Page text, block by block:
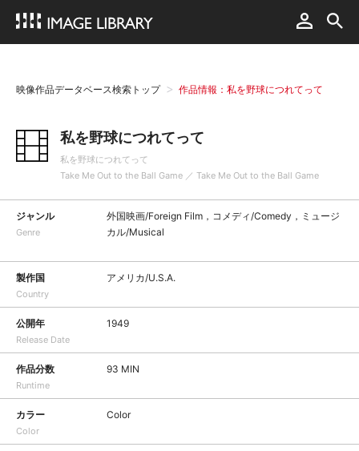
映像作品データベース検索トップ 作品情報：私を野球につれてって
私を野球につれてって
私を野球につれてって
Take Me Out to the Ball Game ／ Take Me Out to the Ball Game
ジャンル
Genre
外国映画/Foreign Film，コメディ/Comedy，ミュージ
カル/Musical
製作国
Country
アメリカ/U.S.A.
公開年
Release Date
1949
作品分数
Runtime
93 MIN
カラー
Color
Color